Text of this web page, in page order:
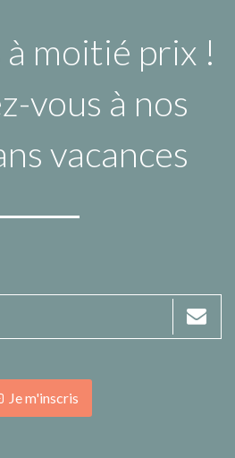
moitié prix !
vous à nos
vacances
Je m'inscris